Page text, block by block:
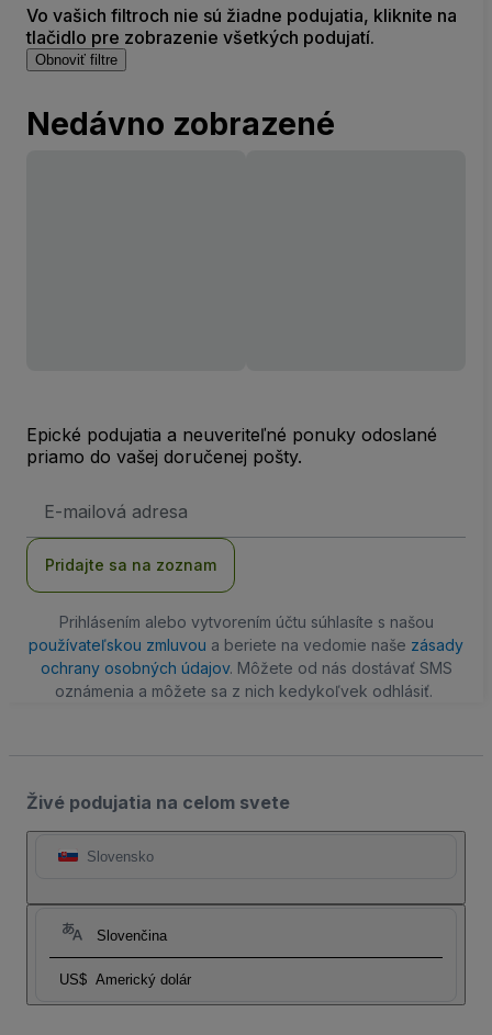
Vo vašich filtroch nie sú žiadne podujatia, kliknite na
tlačidlo pre zobrazenie všetkých podujatí.
Obnoviť filtre
Nedávno zobrazené
Epické podujatia a neuveriteľné ponuky odoslané
priamo do vašej doručenej pošty.
mailová
Pridajte sa na zoznam
Prihlásením alebo vytvorením účtu súhlasíte s našou
používateľskou zmluvou a beriete na vedomie naše zásady
ochrany osobných údajov. Môžete od nás dostávať SMS
oznámenia a môžete sa z nich kedykoľvek odhlásiť.
Živé podujatia na celom svete
Slovensko
Slovenčina
US$ Americký dolár